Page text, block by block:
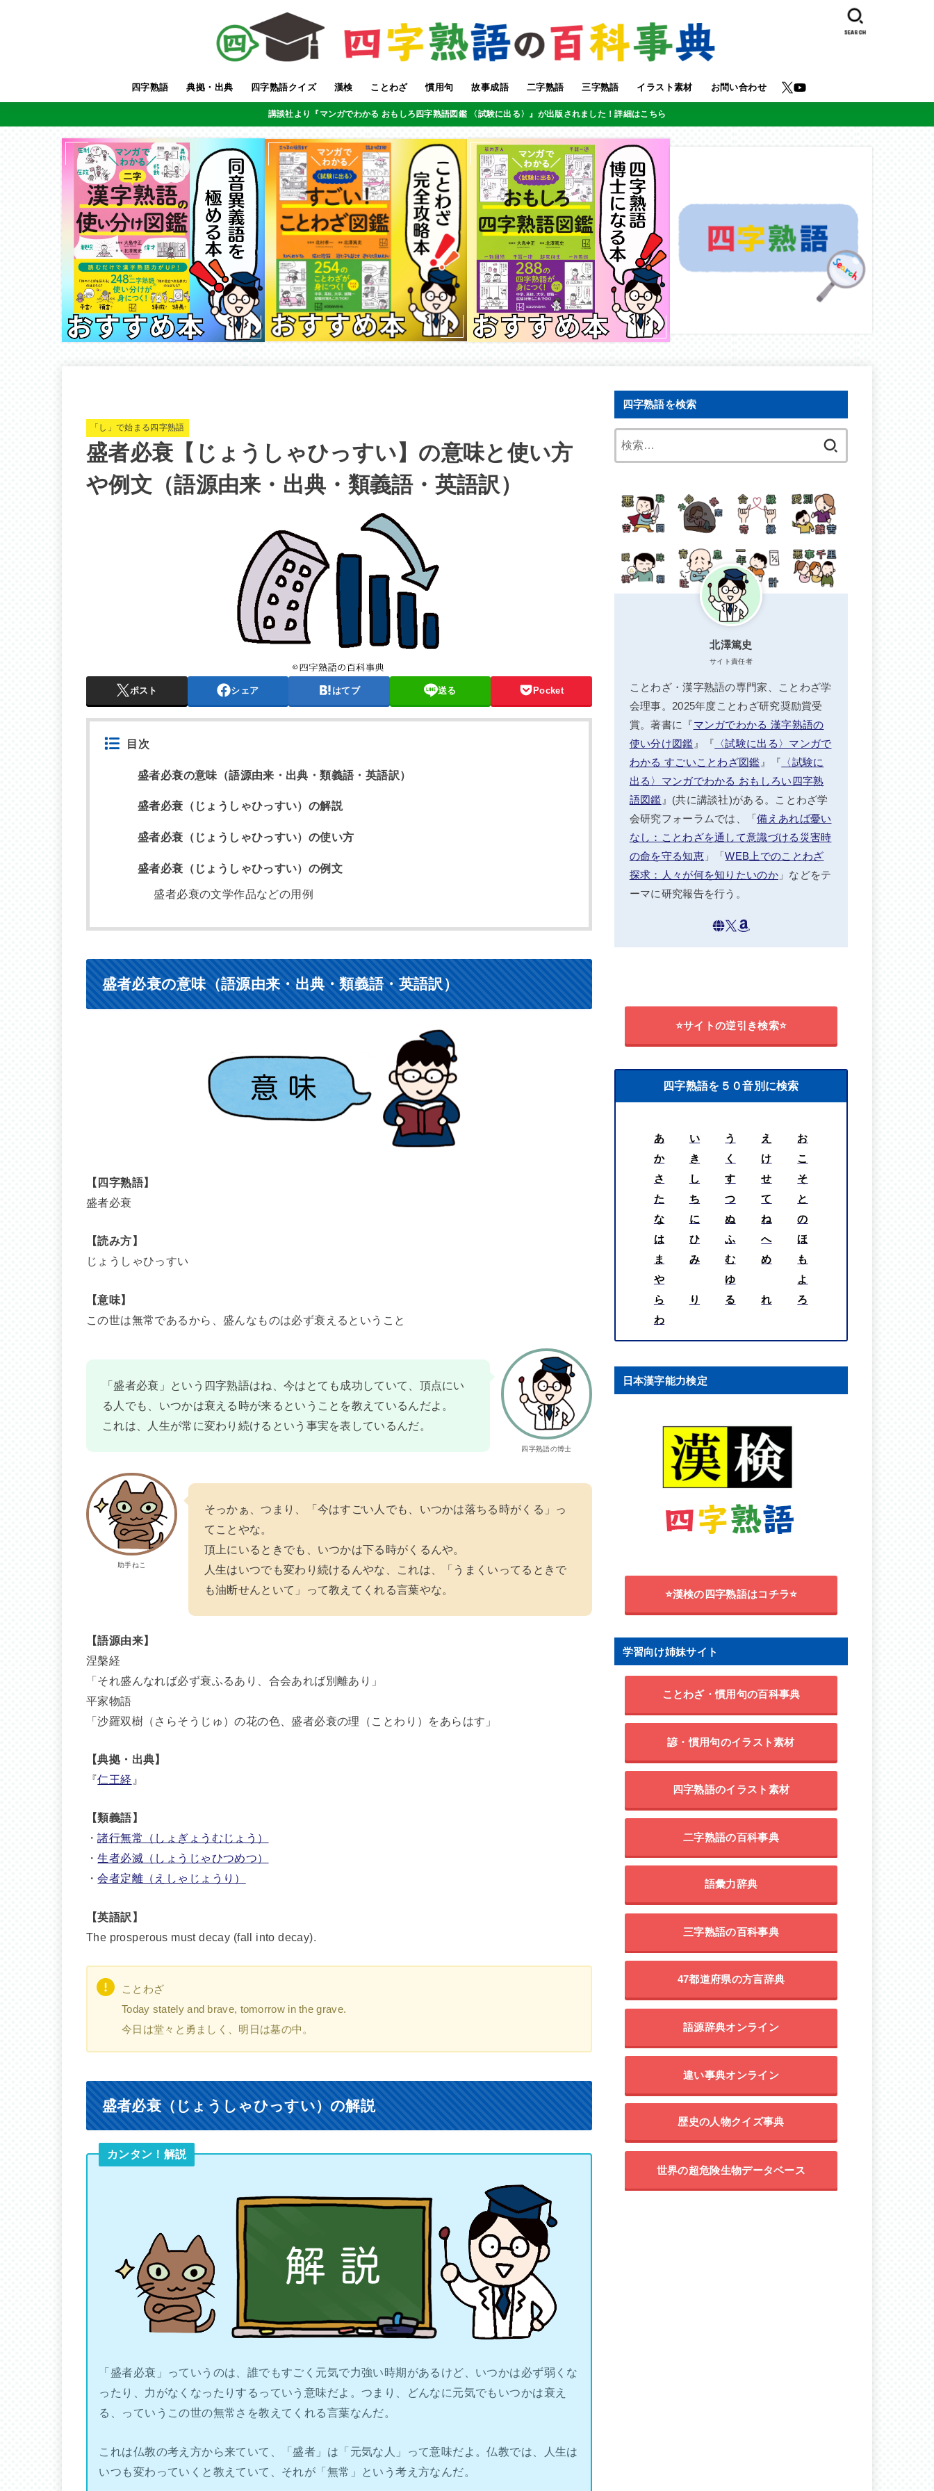
四字熟語 典拠・出典 四字熟語クイズ 漢検 ことわざ 慣用句 故事成語 二字熟語 三字熟語 イラスト素材 お問い合わせ
SEARCH
講談社より『マンガでわかる おもしろ四字熟語図鑑 〈試験に出る〉』が出版されました！詳細はこちら
「し」で始まる四字熟語
盛者必衰【じょうしゃひっすい】の意味と使い方
や例文（語源由来・出典・類義語・英語訳）
ポスト シェア はてブ 送る Pocket
目次
盛者必衰の意味（語源由来・出典・類義語・英語訳）
盛者必衰（じょうしゃひっすい）の解説
盛者必衰（じょうしゃひっすい）の使い方
盛者必衰（じょうしゃひっすい）の例文
盛者必衰の文学作品などの用例
盛者必衰の意味（語源由来・出典・類義語・英語訳）
【四字熟語】
盛者必衰
【読み方】
じょうしゃひっすい
【意味】
この世は無常であるから、盛んなものは必ず衰えるということ
四字熟語の博士
「盛者必衰」という四字熟語はね、今はとても成功していて、頂点にい
る人でも、いつかは衰える時が来るということを教えているんだよ。
これは、人生が常に変わり続けるという事実を表しているんだ。
助手ねこ
そっかぁ、つまり、「今はすごい人でも、いつかは落ちる時がくる」っ
てことやな。
頂上にいるときでも、いつかは下る時がくるんや。
人生はいつでも変わり続けるんやな、これは、「うまくいってるときで
も油断せんといて」って教えてくれる言葉やな。
【語源由来】
涅槃経
「それ盛んなれば必ず衰ふるあり、合会あれば別離あり」
平家物語
「沙羅双樹（さらそうじゅ）の花の色、盛者必衰の理（ことわり）をあらはす」
【典拠・出典】
『仁王経 』
【類義語】
・諸行無常（しょぎょうむじょう）
・生者必滅（しょうじゃひつめつ）
・会者定離（えしゃじょうり）
【英語訳】
The prosperous must decay (fall into decay).
ことわざ
Today stately and brave, tomorrow in the grave.
今日は堂々と勇ましく、明日は墓の中。
盛者必衰（じょうしゃひっすい）の解説
カンタン！解説
「盛者必衰」っていうのは、誰でもすごく元気で力強い時期があるけど、いつかは必ず弱くな
ったり、力がなくなったりするっていう意味だよ。つまり、どんなに元気でもいつかは衰え
る、っていうこの世の無常さを教えてくれる言葉なんだ。
これは仏教の考え方から来ていて、「盛者」は「元気な人」って意味だよ。仏教では、人生は
いつも変わっていくと教えていて、それが「無常」という考え方なんだ。
四字熟語を検索
北澤篤史
サイト責任者
ことわざ・漢字熟語の専門家、ことわざ学
会理事。2025年度ことわざ研究奨励賞受
賞。著書に『マンガでわかる 漢字熟語の
使い分け図鑑 』『 〈試験に出る〉マンガで
わかる すごいことわざ図鑑 』『 〈試験に
出る〉マンガでわかる おもしろい四字熟
語図鑑 』(共に講談社)がある。ことわざ学
会研究フォーラムでは、「備えあれば憂い
なし：ことわざを通して意識づける災害時
の命を守る知恵」「WEB上でのことわざ
探求：人々が何を知りたいのか」などをテ
ーマに研究報告を行う。
⭐サイトの逆引き検索⭐
四字熟語を５０音別に検索
あ い う え
お
か
き く け
こ
さ
し す せ
そ
た
ち つ て
と
な
に ぬ ね
の
は
ひ ふ へ
ほ
ま
み む め
も
や
ゆ
よ
ら
り る れ
ろ
わ
日本漢字能力検定
⭐漢検の四字熟語はコチラ⭐
学習向け姉妹サイト
ことわざ・慣用句の百科事典
諺・慣用句のイラスト素材
四字熟語のイラスト素材
二字熟語の百科事典
語彙力辞典
三字熟語の百科事典
47都道府県の方言辞典
語源辞典オンライン
違い事典オンライン
歴史の人物クイズ事典
世界の超危険生物データベース